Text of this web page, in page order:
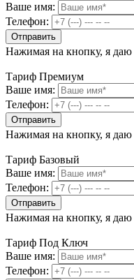
Ваше имя:
Телефон:
Нажимая на кнопку, я даю
Тариф Премиум
Ваше имя:
Телефон:
Нажимая на кнопку, я даю
Тариф Базовый
Ваше имя:
Телефон:
Нажимая на кнопку, я даю
Тариф Под Ключ
Ваше имя:
Телефон: